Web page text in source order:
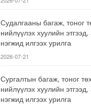
Судалгааны багаж, тоног
нийлүүлэх хуулийн
нэгжид илгээх урилга
2026-07-21
Сургалтын багаж, тоног
нийлүүлэх хуулийн
нэгжид илгээх урилга